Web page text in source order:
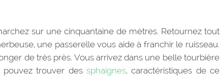
sur une cinquantaine de mètres. Retournez tout
une passerelle vous aide à franchir le ruisseau.
de très près. Vous arrivez dans une belle tourbière
pouvez trouver dessphaignes, caractéristiques de ce